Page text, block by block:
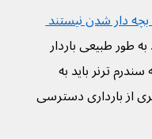
بچه دار شدن نیستند
آنها می‌توانند به طور طبیعی باردار
سندرم ترنر باید به
از بارداری دسترسی